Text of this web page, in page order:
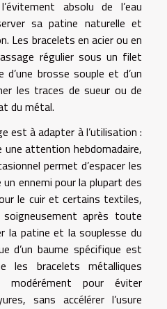
absolu de l’eau
sa patine naturelle et
Les bracelets en acier ou en
régulier sous un filet
d’une brosse souple et d’un
les traces de sueur ou de
du métal.
est à adapter à l’utilisation :
attention hebdomadaire,
permet d’espacer les
un ennemi pour la plupart des
le cuir et certains textiles,
après toute
la patine et la souplesse du
d’un baume spécifique est
les bracelets métalliques
pour éviter
sans accélérer l’usure